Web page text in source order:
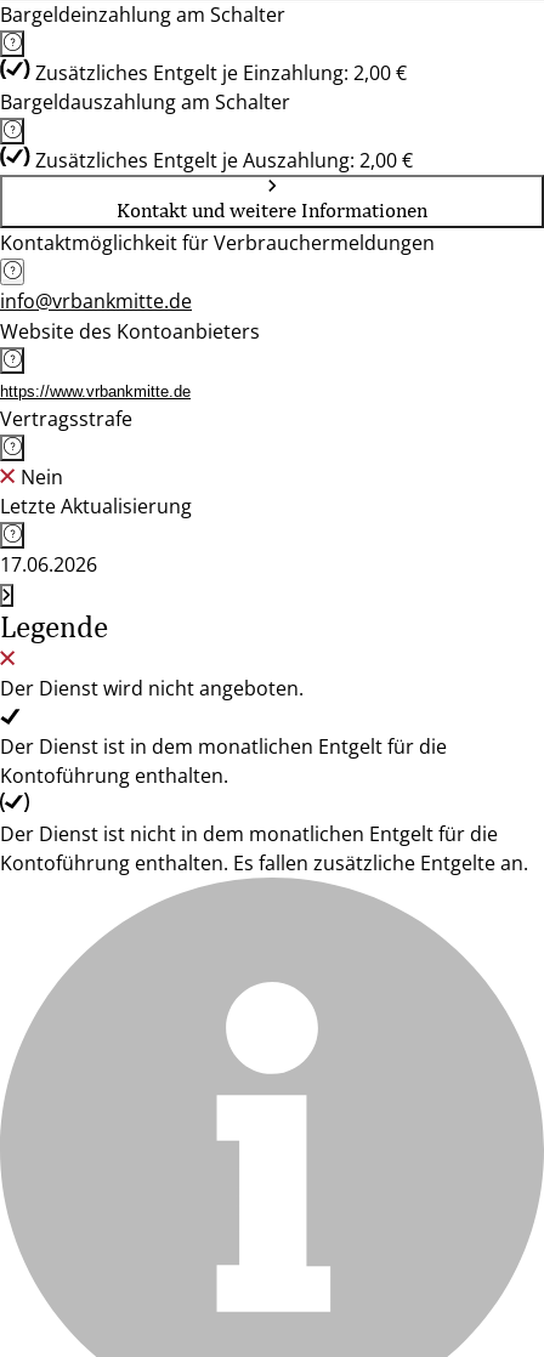
Bargeldeinzahlung am Schalter
Zusätzliches Entgelt je Einzahlung: 2,00 €
Bargeldauszahlung am Schalter
Zusätzliches Entgelt je Auszahlung: 2,00 €
Kontakt und weitere Informationen
Kontaktmöglichkeit für Verbrauchermeldungen
info@vrbankmitte.de
Website des Kontoanbieters
https://www.vrbankmitte.de
Vertragsstrafe
Nein
Letzte Aktualisierung
17.06.2026
Legende
Der Dienst wird nicht angeboten.
Der Dienst ist in dem monatlichen Entgelt für die
Kontoführung enthalten.
Der Dienst ist nicht in dem monatlichen Entgelt für die
Kontoführung enthalten. Es fallen zusätzliche Entgelte an.